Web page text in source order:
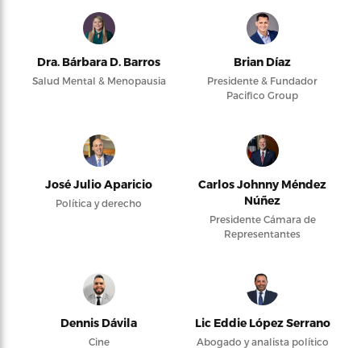
Dra. Bárbara D. Barros
Salud Mental & Menopausia
Brian Díaz
Presidente & Fundador
Pacifico Group
José Julio Aparicio
Política y derecho
Carlos Johnny Méndez
Núñez
Presidente Cámara de
Representantes
Dennis Dávila
Cine
Lic Eddie López Serrano
Abogado y analista político